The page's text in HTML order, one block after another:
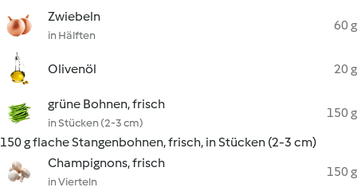
Zwiebeln
in Hälften
60 g
Olivenöl 20 g
grüne Bohnen, frisch
in Stücken (2-3 cm)
150 g
150 g flache Stangenbohnen, frisch, in Stücken (2-3 cm)
Champignons, frisch
in Vierteln
150 g